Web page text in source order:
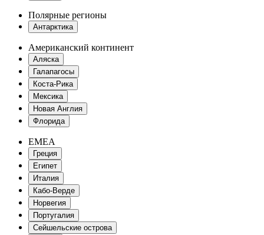
Полярные регионы
Антарктика
Американский континент
Аляска
Галапагосы
Коста-Рика
Мексика
Новая Англия
Флорида
EMEA
Греция
Египет
Италия
Кабо-Верде
Норвегия
Португалия
Сейшельские острова